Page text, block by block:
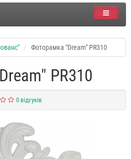
Фоторамка "Dream" PR310
PR310
0 відгуків